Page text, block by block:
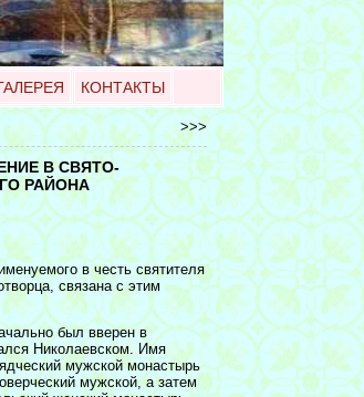
КОНТАКТЫ
>>>
В СВЯТО-
РАЙОНА
в честь святителя
связана с этим
был вверен в
Николаевском. Имя
мужской монастырь
мужской, а затем